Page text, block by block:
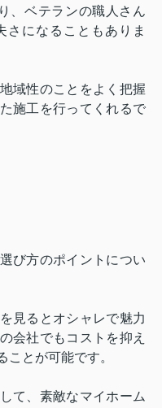
、ベテランの職人さん
さになることもありま
域性のことをよく把握
施工を行ってくれるで
び方のポイントについ
見るとオシャレで魅力
会社でもコストを抑え
ことが可能です。
て、素敵なマイホーム